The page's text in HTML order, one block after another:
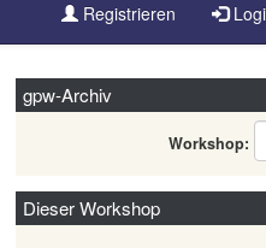
Registrieren
gpw-Archiv
Workshop:
Dieser Workshop